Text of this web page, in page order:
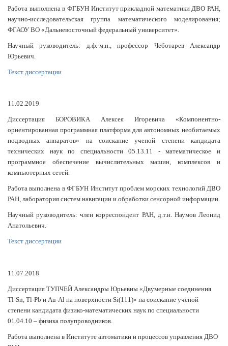
Работа выполнена в ФГБУН Институт прикладной математики ДВО РАН,
научно-исследовательская группа математического моделирования;
ФГАОУ ВО «Дальневосточный федеральный университет».
Научный руководитель: д.ф.-м.н., профессор Чеботарев Александр
Юрьевич.
Текст диссертации
11.02.2019
Диссертация БОРОВИКА Алексея Игоревича «Компонентно-
ориентированная программная платформа для автономных необитаемых
подводных аппаратов» на соискание ученой степени кандидата
технических наук по специальности 05.13.11 - математическое и
программное обеспечение вычислительных машин, комплексов и
компьютерных сетей.
Работа выполнена в ФГБУН Институт проблем морских технологий ДВО
РАН, лаборатория систем навигации и обработки сенсорной информации.
Научный руководитель: член корреспондент РАН, д.т.н. Наумов Леонид
Анатольевич.
Текст диссертации
11.07.2018
Диссертация ТУПЧЕЙ Александры Юрьевны «Двумерные соединения
Tl-Sn, Tl-Pb и Au-Al на поверхности Si(111)» на соискание учёной
степени кандидата физико-математических наук по специальности
01.04.10 – физика полупроводников.
Работа выполнена в Институте автоматики и процессов управления ДВО